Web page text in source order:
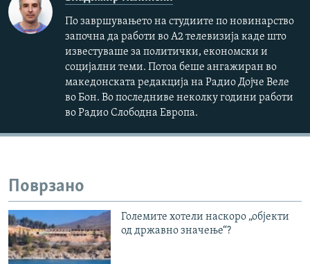
По завршувањето на студиите по новинарство
започна да работи во А2 телевизија каде што
известуваше за политички, економски и
социјални теми. Потоа беше ангажиран во
македонската редакција на Радио Дојче Веле
во Бон. Во последниве неколку години работи
во Радио Слободна Европа.
Поврзано
Големите хотели наскоро „објекти
од државно значење“?